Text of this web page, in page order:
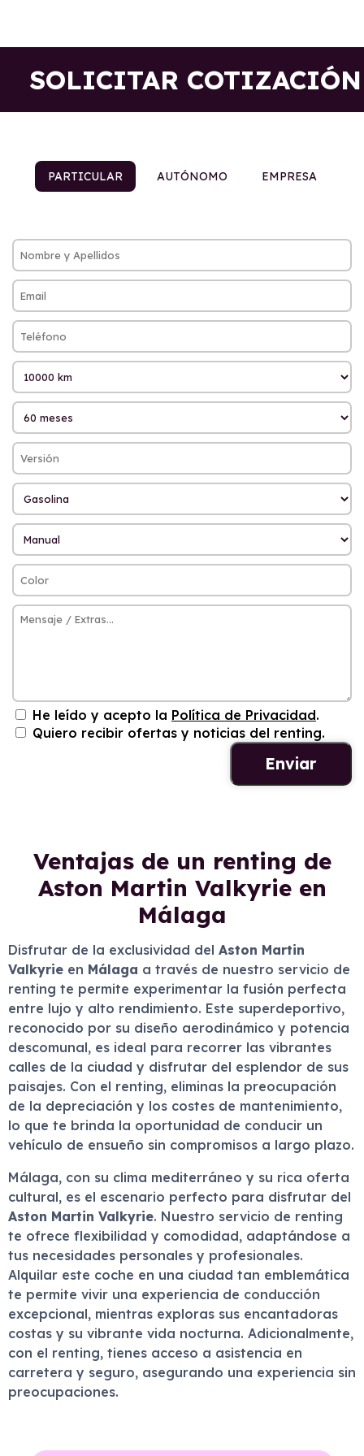
SOLICITAR COTIZACIÓN
PARTICULAR AUTÓNOMO EMPRESA
He leído y acepto la Política de Privacidad.
Quiero recibir ofertas y noticias del renting.
Ventajas de un renting de
Aston Martin Valkyrie en
Málaga
Disfrutar de la exclusividad del Aston Martin
Valkyrie en Málaga a través de nuestro servicio de
renting te permite experimentar la fusión perfecta
entre lujo y alto rendimiento. Este superdeportivo,
reconocido por su diseño aerodinámico y potencia
descomunal, es ideal para recorrer las vibrantes
calles de la ciudad y disfrutar del esplendor de sus
paisajes. Con el renting, eliminas la preocupación
de la depreciación y los costes de mantenimiento,
lo que te brinda la oportunidad de conducir un
vehículo de ensueño sin compromisos a largo plazo.
Málaga, con su clima mediterráneo y su rica oferta
cultural, es el escenario perfecto para disfrutar del
Aston Martin Valkyrie. Nuestro servicio de renting
te ofrece flexibilidad y comodidad, adaptándose a
tus necesidades personales y profesionales.
Alquilar este coche en una ciudad tan emblemática
te permite vivir una experiencia de conducción
excepcional, mientras exploras sus encantadoras
costas y su vibrante vida nocturna. Adicionalmente,
con el renting, tienes acceso a asistencia en
carretera y seguro, asegurando una experiencia sin
preocupaciones.